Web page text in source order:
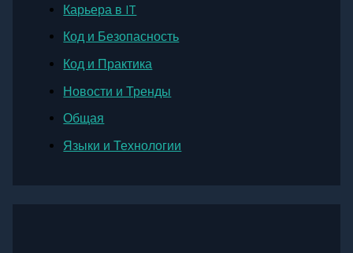
Карьера в IT
Код и Безопасность
Код и Практика
Новости и Тренды
Общая
Языки и Технологии